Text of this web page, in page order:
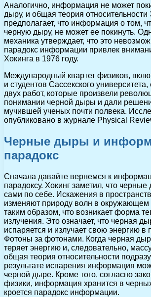
Аналогично, информация не может
дыру, и общая теория
предполагает, что информация о том,
черную дыру, не может ее покинуть.
механика утверждает, что это
парадокс информации привлек
Хокинга в 1976 году.
Международный квартет физиков,
и студентов Сассекского
двух работ, которые произвели
понимании черной дыры и дали
мучившей ученых почти полвека.
опубликовано в журнале Physical
Черные дыры и
парадокс
Сначала давайте вернемся к
парадоксу. Хокинг заметил, что
сами по себе. Искажения в
изменяют природу волн в окружающем
таким образом, что возникает форма
излучения. Это означает, что черная
испаряется и излучает свою энергию в
Фотоны за фотонами. Когда черная
теряет энергию и, следовательно,
общая теория относительности
результате испарения информация
черной дыре. Кроме того, согласно
физики, информация хранится в
кроется парадокс информации.